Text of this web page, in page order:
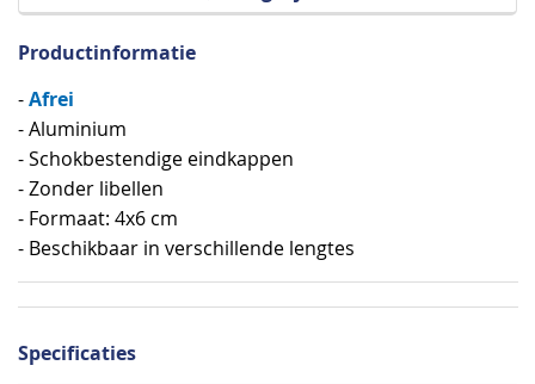
Productinformatie
-Afrei
- Aluminium
- Schokbestendige eindkappen
- Zonder libellen
- Formaat: 4x6 cm
- Beschikbaar in verschillende lengtes
Specificaties